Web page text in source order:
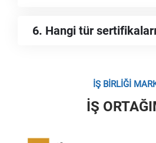
6. Hangi tür
İŞ BİRLİĞİ
İŞ